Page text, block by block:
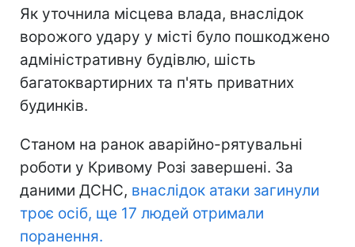
Як уточнила місцева влада, внаслідок
ворожого удару у місті було пошкоджено
адміністративну будівлю, шість
багатоквартирних та п'ять приватних
будинків.
Станом на ранок аварійно-рятувальні
роботи у Кривому Розі завершені. За
даними ДСНС, внаслідок атаки загинули
троє осіб, ще 17 людей отримали
поранення.